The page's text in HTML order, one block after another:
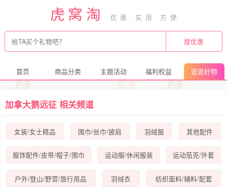
虎窝淘
首页 商品分类 主题活动 福利权益 逛逛好物
加拿大鹅远征 相关频道
女装/女士精品 围巾/丝巾/披肩 羽绒服 其他配件
服饰配件/皮带/帽子/围巾 运动服/休闲服装 运动茄克/外套
户外/登山/野营/旅行用品 羽绒衣 纺织面料/辅料/配套